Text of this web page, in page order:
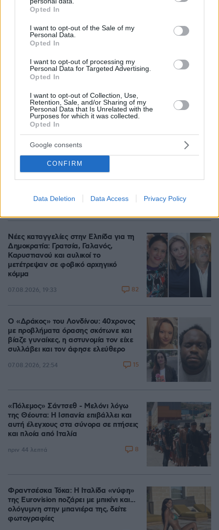
grant or deny consent to Google and its third-party tags to
use your data for below specified purposes in below Google
consent section.
Opted In
I want to opt-out of the Sale of my
Personal Data.
Opted In
I want to opt-out of processing my
Personal Data for Targeted Advertising.
Opted In
I want to opt-out of Collection, Use,
Retention, Sale, and/or Sharing of my
Personal Data that Is Unrelated with the
Purposes for which it was collected.
Opted In
Google consents
CONFIRM
Data Deletion Data Access Privacy Policy
Η Λίλα Μπακλέση έφερε στον κόσμο το πρώτο
της παιδί, δείτε την ανάρτηση του συντρόφου της
περί... λαού και εξουσίας
Άλλος για data center; Επενδύσεις
€50 δισ. την ερχόμενη δεκαετία
Νέες καταγγελίες στην Ελπίδα για τη
Δημοκρατία: Γρατσία, Γαλανός,
Καρυστιανού και αυλικοί το
μετέτρεψαν σε φοβικό αρχηγικό
κόμμα
07.08.2026, 19:33 82
Ο «Δράκος» του Λονδίνου: 40χρονος
με προβλήματα όρασης σκότωνε και
βίαζε γυναίκες, η αστυνομία τον είχε
συλλάβει και τον άφησε ελεύθερο
07.08.2026, 22:54 15
«Πόλεμος» Σάντσεθ - Μελόνι λόγω
της Θέουτα: Η Ισπανία επιβάλλει και
αυτή έλεγχους στα σύνορα σε πτήσεις
και πλοία από Ιταλία
πριν 44 λεπτά 8
Φραντσέσκα Τόκα: Η Ιταλίδα «νύφη»
της Eurovision ποζάρει με μπικίνι και...
ολόγυμνη στην μπανιέρα της, δείτε
φωτογραφίες